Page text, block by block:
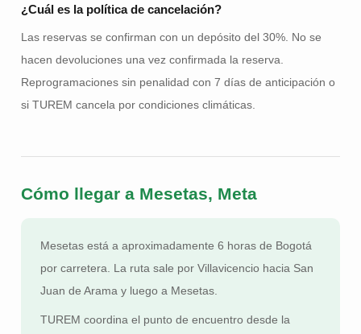
¿Cuál es la política de cancelación?
Las reservas se confirman con un depósito del 30%. No se
hacen devoluciones una vez confirmada la reserva.
Reprogramaciones sin penalidad con 7 días de anticipación o
si TUREM cancela por condiciones climáticas.
Cómo llegar a Mesetas, Meta
Mesetas está a aproximadamente 6 horas de Bogotá
por carretera. La ruta sale por Villavicencio hacia San
Juan de Arama y luego a Mesetas.
TUREM coordina el punto de encuentro desde la